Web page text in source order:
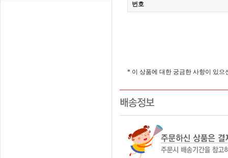
번호
* 이 상품에 대한 궁금한 사항이 있